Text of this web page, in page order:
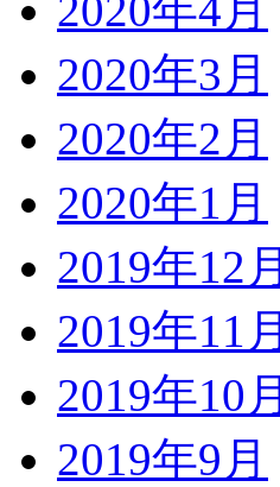
2020年4月
2020年3月
2020年2月
2020年1月
2019年12月
2019年11月
2019年10月
2019年9月